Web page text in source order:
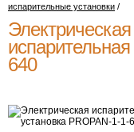
испарительные установки /
Электрическая
640